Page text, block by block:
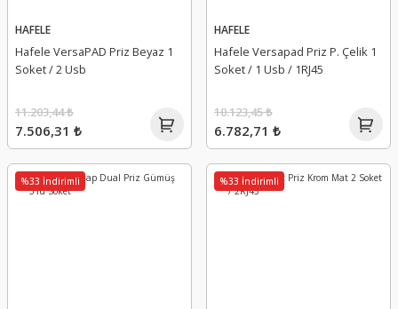
HAFELE
Hafele VersaPAD Priz Beyaz 1
Soket / 2 Usb
7.506,31 ₺
11.203,44 ₺
HAFELE
Hafele Versapad Priz P. Çelik 1
Soket / 1 Usb / 1RJ45
6.782,71 ₺
10.123,45 ₺
%33 İndirimli %33 İndirimli